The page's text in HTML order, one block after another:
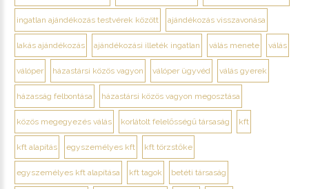
ingatlan ajándékozás testvérek között ajándékozás visszavonása
lakás ajándékozás ajándékozási illeték ingatlan válás menete válás
válóper házastársi közös vagyon válóper ügyvéd válás gyerek
házasság felbontása házastársi közös vagyon megosztása
közös megegyezés válás korlátolt felelősségű társaság kft
kft alapítás egyszemélyes kft kft törzstőke
egyszemélyes kft alapítása kft tagok betéti társaság